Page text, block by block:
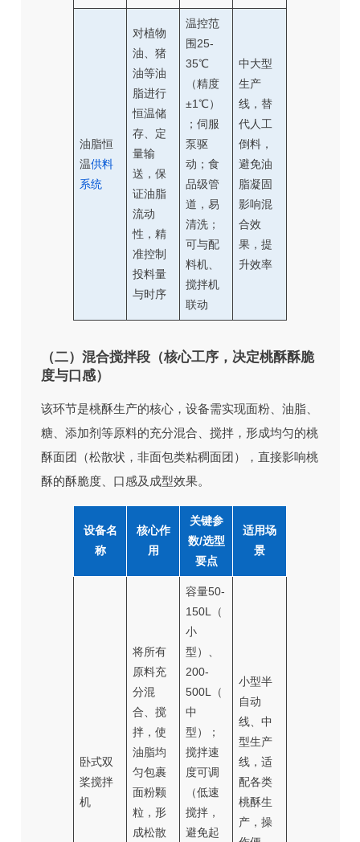
油脂恒
温供料
系统
对植物
油、猪
油等油
脂进行
恒温储
存、定
量输
送，保
证油脂
流动
性，精
准控制
投料量
与时序
温控范
围25-
35℃
（精度
±1℃）
；伺服
泵驱
动；食
品级管
道，易
清洗；
可与配
料机、
搅拌机
联动
中大型
生产
线，替
代人工
倒料，
避免油
脂凝固
影响混
合效
果，提
升效率
（二）混合搅拌段（核心工序，决定桃酥酥脆
度与口感）
该环节是桃酥生产的核心，设备需实现面粉、油脂、
糖、添加剂等原料的充分混合、搅拌，形成均匀的桃
酥面团（松散状，非面包类粘稠面团），直接影响桃
酥的酥脆度、口感及成型效果。
设备名
称
核心作
用
关键参
数/选型
要点
适用场
景
卧式双
桨搅拌
机
将所有
原料充
分混
合、搅
拌，使
油脂均
匀包裹
面粉颗
粒，形
成松散
容量50-
150L（
小
型）、
200-
500L（
中
型）；
搅拌速
度可调
（低速
搅拌，
避免起
小型半
自动
线、中
型生产
线，适
配各类
桃酥生
产，操